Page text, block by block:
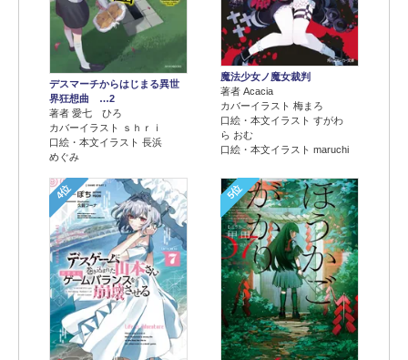
デスマーチからはじまる異世
界狂想曲 …2
著者 愛七 ひろ
カバーイラスト ｓｈｒｉ
口絵・本文イラスト 長浜
めぐみ
魔法少女ノ魔女裁判
著者 Acacia
カバーイラスト 梅まろ
口絵・本文イラスト すがわ
ら おむ
口絵・本文イラスト maruchi
4位 5位